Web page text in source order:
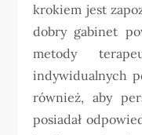
krokiem jest
dobry gabinet
metody
indywidualnych
również, aby
posiadał